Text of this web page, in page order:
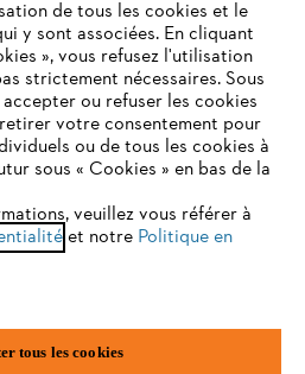
données
des cookies
117, 2870 Puurs-Sint-Amands,
INTERNET
EN CHARGE
Internet que nous ne prenons plus
de notre site ne
Pour une utilisation
vous recommandons de passer à
:
chrome
de tous les cookies et le
y sont associées. En cliquant
», vous refusez l'utilisation
strictement nécessaires. Sous
ou refuser les cookies
votre consentement pour
ou de tous les cookies à
sous « Cookies » en bas de la
veuillez vous référer à
et notre Politique en
tous les cookies